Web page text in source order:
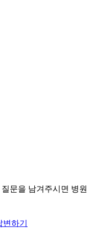
문을 남겨주시면 병원
하기